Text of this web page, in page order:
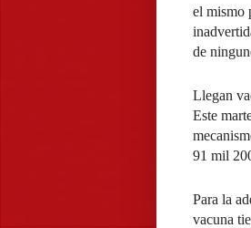
el mismo
de
Llegan
Este
91 mil
Para la
vacuna